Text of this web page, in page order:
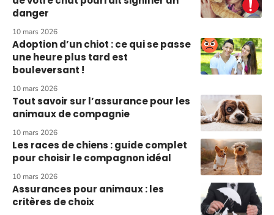
danger
10 mars 2026
Adoption d’un chiot : ce qui se passe
une heure plus tard est
bouleversant !
10 mars 2026
Tout savoir sur l’assurance pour les
animaux de compagnie
10 mars 2026
Les races de chiens : guide complet
pour choisir le compagnon idéal
10 mars 2026
Assurances pour animaux : les
critères de choix